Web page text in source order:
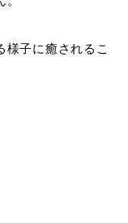
子に癒されるこ